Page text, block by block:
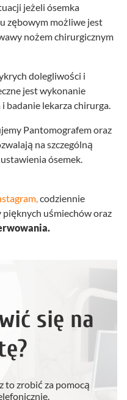
jeżeli ósemka
zębowym możliwe jest
nożem chirurgicznym
dolegliwości i
jest wykonanie
badanie lekarza chirurga.
Pantomografem oraz
na szczególną
ósemek.
codziennie
uśmiechów oraz
się na
to zrobić za pomocą